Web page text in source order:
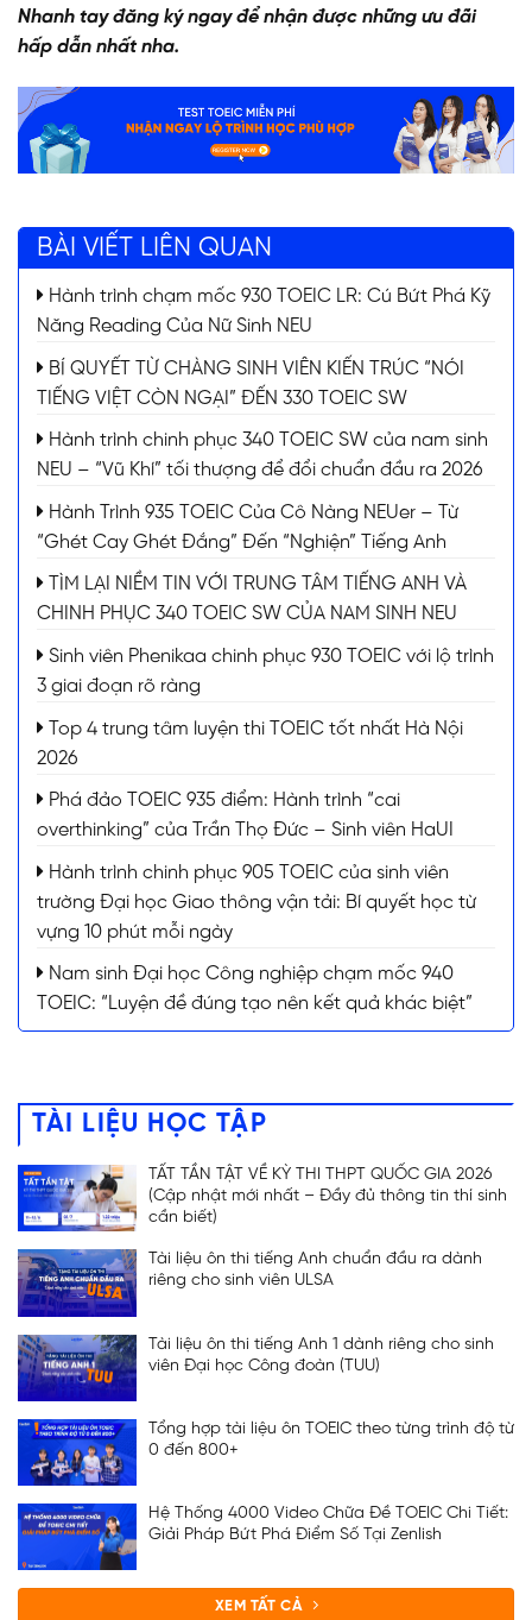
Nhanh tay đăng ký ngay để nhận được những ưu đãi
hấp dẫn nhất nha.
BÀI VIẾT LIÊN QUAN
Hành trình chạm mốc 930 TOEIC LR: Cú Bứt Phá Kỹ
Năng Reading Của Nữ Sinh NEU
BÍ QUYẾT TỪ CHÀNG SINH VIÊN KIẾN TRÚC “NÓI
TIẾNG VIỆT CÒN NGẠI” ĐẾN 330 TOEIC SW
Hành trình chinh phục 340 TOEIC SW của nam sinh
NEU – “Vũ Khí” tối thượng để đổi chuẩn đầu ra 2026
Hành Trình 935 TOEIC Của Cô Nàng NEUer – Từ
“Ghét Cay Ghét Đắng” Đến “Nghiện” Tiếng Anh
TÌM LẠI NIỀM TIN VỚI TRUNG TÂM TIẾNG ANH VÀ
CHINH PHỤC 340 TOEIC SW CỦA NAM SINH NEU
Sinh viên Phenikaa chinh phục 930 TOEIC với lộ trình
3 giai đoạn rõ ràng
Top 4 trung tâm luyện thi TOEIC tốt nhất Hà Nội
2026
Phá đảo TOEIC 935 điểm: Hành trình “cai
overthinking” của Trần Thọ Đức – Sinh viên HaUI
Hành trình chinh phục 905 TOEIC của sinh viên
trường Đại học Giao thông vận tải: Bí quyết học từ
vựng 10 phút mỗi ngày
Nam sinh Đại học Công nghiệp chạm mốc 940
TOEIC: “Luyện đề đúng tạo nên kết quả khác biệt”
TÀI LIỆU HỌC TẬP
TẤT TẦN TẬT VỀ KỲ THI THPT QUỐC GIA 2026
(Cập nhật mới nhất – Đầy đủ thông tin thí sinh
cần biết)
Tài liệu ôn thi tiếng Anh chuẩn đầu ra dành
riêng cho sinh viên ULSA
Tài liệu ôn thi tiếng Anh 1 dành riêng cho sinh
viên Đại học Công đoàn (TUU)
Tổng hợp tài liệu ôn TOEIC theo từng trình độ từ
0 đến 800+
Hệ Thống 4000 Video Chữa Đề TOEIC Chi Tiết:
Giải Pháp Bứt Phá Điểm Số Tại Zenlish
XEM TẤT CẢ